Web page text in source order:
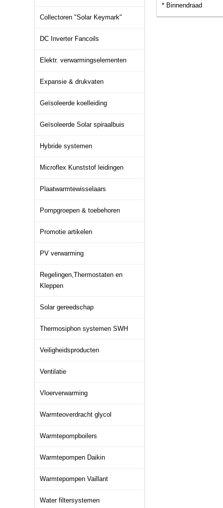
Collectoren "Solar Keymark"
DC Inverter Fancoils
Elektr. verwarmingselementen
Expansie & drukvaten
Geïsoleerde koelleiding
Geïsoleerde Solar spiraalbuis
Hybride systemen
Microflex Kunststof leidingen
Plaatwarmtewisselaars
Pompgroepen & toebehoren
Promotie artikelen
PV verwarming
Regelingen,Thermostaten en
Kleppen
Solar gereedschap
Thermosiphon systemen SWH
Veiligheidsproducten
Ventilatie
Vloerverwarming
Warmteoverdracht glycol
Warmtepompboilers
Warmtepompen Daikin
Warmtepompen Vaillant
Water filtersystemen
* Binnendraad